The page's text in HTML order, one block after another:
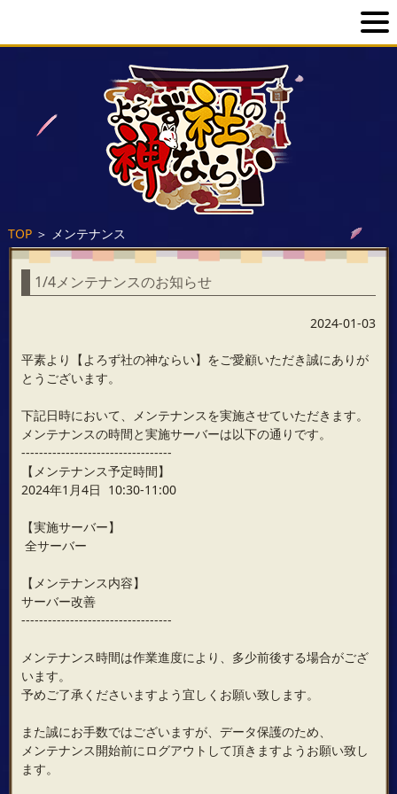
TOP＞ メンテナンス
1/4メンテナンスのお知らせ
2024-01-03
平素より【よろず社の神ならい】をご愛顧いただき誠にありが
とうございます。
下記日時において、メンテナンスを実施させていただきます。
メンテナンスの時間と実施サーバーは以下の通りです。
----------------------------------
【メンテナンス予定時間】
2024年1月4日 10:30-11:00
【実施サーバー】
全サーバー
【メンテナンス内容】
サーバー改善
----------------------------------
メンテナンス時間は作業進度により、多少前後する場合がござ
います。
予めご了承くださいますよう宜しくお願い致します。
また誠にお手数ではございますが、データ保護のため、
メンテナンス開始前にログアウトして頂きますようお願い致し
ます。